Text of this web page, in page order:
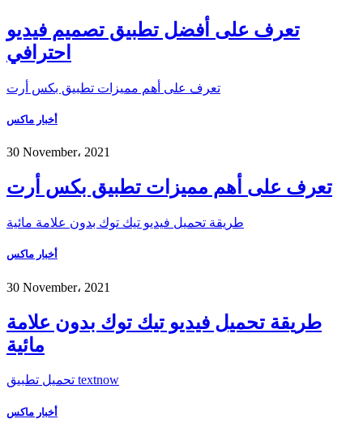
تعرف على أفضل تطبيق تصميم فيديو
احترافي
تعرف على أهم مميزات تطبيق بكس أرت
أخبار ماكس
30 November، 2021
تعرف على أهم مميزات تطبيق بكس أرت
طريقة تحميل فيديو تيك توك بدون علامة مائية
أخبار ماكس
30 November، 2021
طريقة تحميل فيديو تيك توك بدون علامة
مائية
تحميل تطبيق textnow
أخبار ماكس